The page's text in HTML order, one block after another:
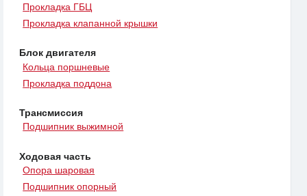
Прокладка ГБЦ
Прокладка клапанной крышки
Блок двигателя
Кольца поршневые
Прокладка поддона
Трансмиссия
Подшипник выжимной
Ходовая часть
Опора шаровая
Подшипник опорный